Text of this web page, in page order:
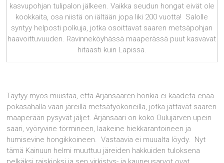
kasvupohjan tulipalon jälkeen. Vaikka seudun hongat eivät ole
kookkaita, osa niistä on iältään jopa liki 200 vuotta! Salolle
syntyy helposti polkuja, jotka osoittavat saaren metsäpohjan
haavoittuvuuden. Ravinneköyhässä maaperässä puut kasvavat
hitaasti kuin Lapissa.
Täytyy myös muistaa, että Ärjänsaaren honkia ei kaadeta enää
pokasahalla vaan järeillä metsätyökoneilla, jotka jättävät saaren
maaperään pysyvät jäljet. Ärjänsaari on koko Oulujärven upein
saari, vyöryvine törmineen, laakeine hiekkarantoineen ja
humisevine hongikkoineen. Vastaavia ei muualta löydy. Nyt
tämä Kainuun helmi muuttuu järeiden hakkuiden tuloksena